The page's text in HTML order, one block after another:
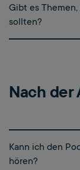
natürlich
Ja, wir
machen
Gibt es
sollten?
wissen. Wir
Nach der
Kann ich den
hören?